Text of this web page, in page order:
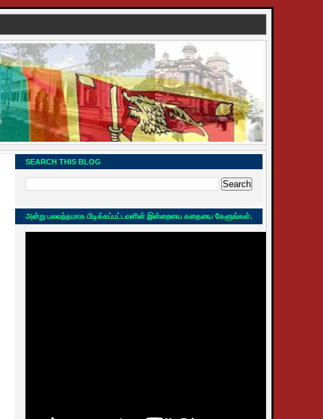
SEARCH THIS BLOG
அன்று பலவந்தமாக பிடிக்கப்பட்டவளின் இன்றையை கதையை கேளுங்கள்.